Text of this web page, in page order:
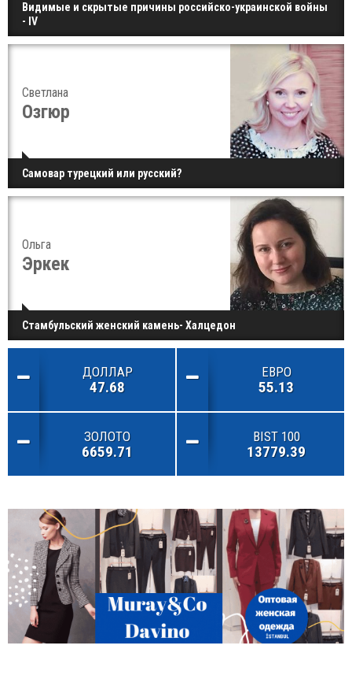
Видимые и скрытые причины российско-украинской войны
- IV
Светлана
Озгюр
Самовар турецкий или русский?
Ольга
Эркек
Стамбульский женский камень- Халцедон
ДОЛЛАР
47.68
ЕВРО
55.13
ЗОЛОТО
6659.71
BIST 100
13779.39